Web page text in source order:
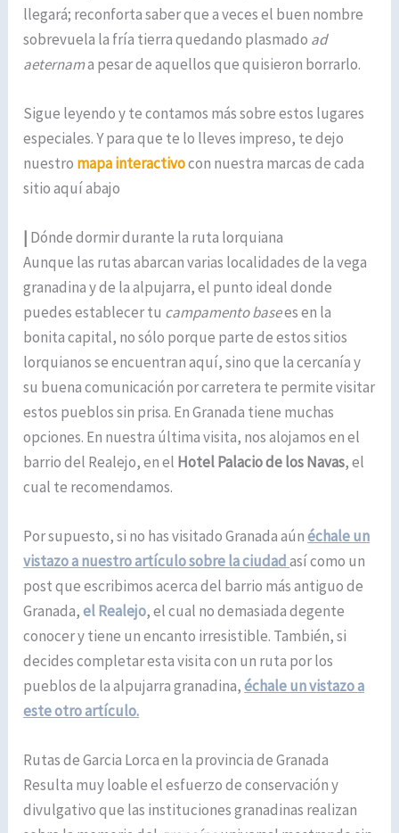
llegará; reconforta saber que a veces el buen nombre
sobrevuela la fría tierra quedando plasmado ad
aeternama pesar de aquellos que quisieron borrarlo.
Sigue leyendo y te contamos más sobre estos lugares
especiales. Y para que te lo lleves impreso, te dejo
nuestro mapa interactivocon nuestra marcas de cada
sitio aquí abajo
| Dónde dormir durante la ruta lorquiana
Aunque las rutas abarcan varias localidades de la vega
granadina y de la alpujarra, el punto ideal donde
puedes establecer tu campamento basees en la
bonita capital, no sólo porque parte de estos sitios
lorquianos se encuentran aquí, sino que la cercanía y
su buena comunicación por carretera te permite visitar
estos pueblos sin prisa. En Granada tiene muchas
opciones. En nuestra última visita, nos alojamos en el
barrio del Realejo, en el Hotel Palacio de los Navas, el
cual te recomendamos.
Por supuesto, si no has visitado Granada aúnéchale un
vistazo a nuestro artículo sobre la ciudadasí como un
post que escribimos acerca del barrio más antiguo de
Granada,el Realejo, el cual no demasiada degente
conocer y tiene un encanto irresistible. También, si
decides completar esta visita con un ruta por los
pueblos de la alpujarra granadina,échale un vistazo a
este otro artículo.
Rutas de Garcia Lorca en la provincia de Granada
Resulta muy loable el esfuerzo de conservación y
divulgativo que las instituciones granadinas realizan